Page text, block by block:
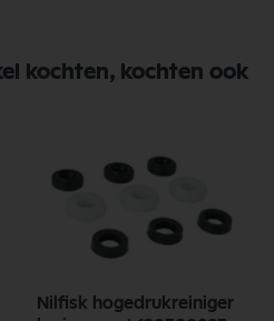
kochten, kochten ook
Nilfisk hogedrukreiniger